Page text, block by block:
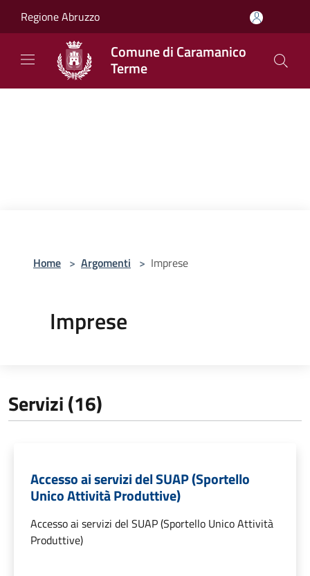
Regione Abruzzo
Comune di Caramanico
Terme
Home > Argomenti > Imprese
Imprese
Servizi (16)
Accesso ai servizi del SUAP (Sportello
Unico Attività Produttive)
Accesso ai servizi del SUAP (Sportello Unico Attività
Produttive)